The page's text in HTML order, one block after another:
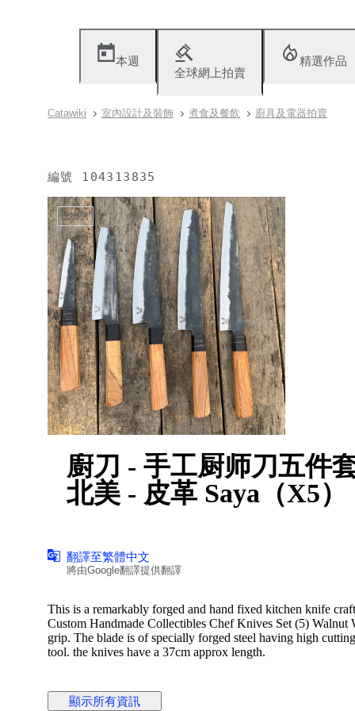
本週
全球網上拍賣
精選作品
Catawiki 室內設計及裝飾 煮食及餐飲 廚具及電器拍賣
編號 104313835
已出售
廚刀 - 手工厨师刀五件
北美 - 皮革 Saya（X5）
翻譯至繁體中文
將由Google翻譯提供翻譯
This is a remarkably forged and hand fixed kitchen knife
Custom Handmade Collectibles Chef Knives Set (5) Walnut Wood Handles, Premium Leather Roll. the knife has a comfortable
grip. The blade is of specially forged steel having high
tool. the knives have a 37cm approx length.
顯示所有資訊